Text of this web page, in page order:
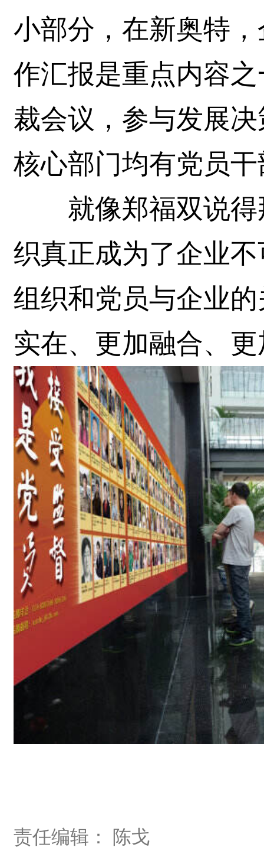
小部分，在新奥特
作汇报是重点内容
裁会议，参与发展
核心部门均有党员
就像郑福双说得
织真正成为了企业
组织和党员与企业
实在、更加融合、
责任编辑： 陈戈